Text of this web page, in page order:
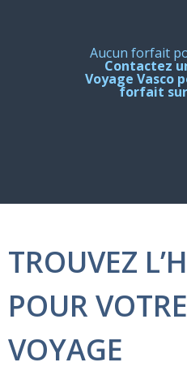
Aucun forfait
Contactez
Voyage Vasco
forfait
TROUVEZ
POUR
VOYAGE